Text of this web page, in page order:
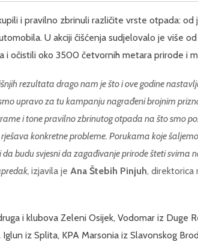
i pravilno zbrinuli različite vrste otpada:
U akciji čišćenja sudjelovalo je više
i očistili oko 3500 četvornih metara prirode i
rezultata drago nam je što i ove godine
smo upravo za tu kampanju nagrađeni brojnim
i tone pravilno zbrinutog otpada na što smo
konkretne probleme. Porukama koje
budu svjesni da zagađivanje prirode šteti svima
izjavila je Ana Štebih Pinjuh, direktorica
i klubova Zeleni Osijek, Vodomar iz Duge
Iglun iz Splita, KPA Marsonia iz Slavonskog